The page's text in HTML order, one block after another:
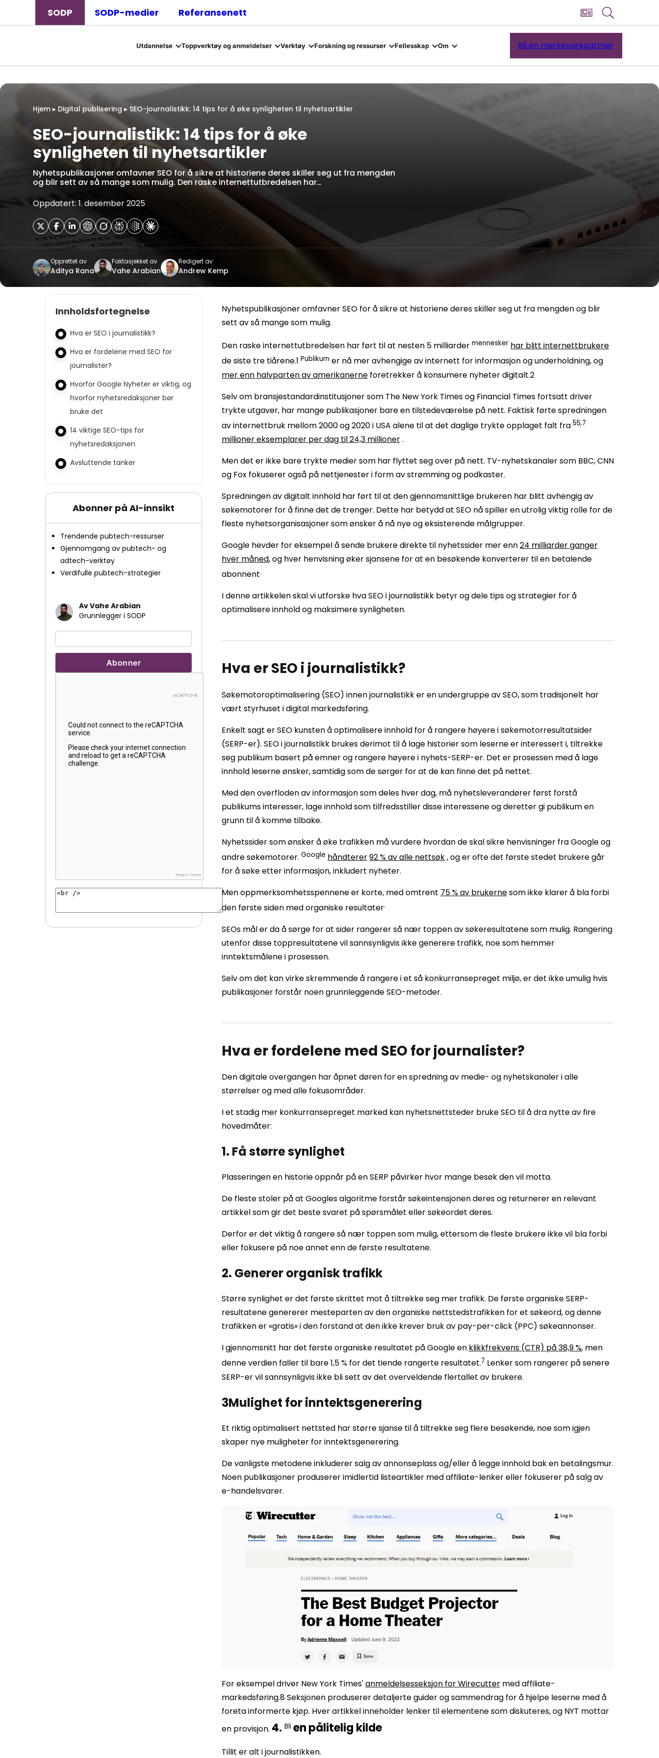
SODP SODP-medier Referansenett
Utdannelse Toppverktøy og anmeldelser Verktøy Forskning og ressurser Fellesskap Om Bli en merkevarepartner
Hjem ▸ Digital publisering ▸ SEO-journalistikk: 14 tips for å øke synligheten til nyhetsartikler
SEO-journalistikk: 14 tips for å øke
synligheten til nyhetsartikler
Nyhetspublikasjoner omfavner SEO for å sikre at historiene deres skiller seg ut fra mengden
og blir sett av så mange som mulig. Den raske internettutbredelsen har…
Oppdatert: 1. desember 2025
Opprettet av
Aditya Rana
Faktasjekket av
Vahe Arabian
Redigert av
Andrew Kemp
Innholdsfortegnelse
Hva er SEO i journalistikk?
Hva er fordelene med SEO for
journalister?
Hvorfor Google Nyheter er viktig, og
hvorfor nyhetsredaksjoner bør
bruke det
14 viktige SEO-tips for
nyhetsredaksjonen
Avsluttende tanker
Abonner på AI-innsikt
Trendende pubtech-ressurser
Gjennomgang av pubtech- og
adtech-verktøy
Verdifulle pubtech-strategier
Av Vahe Arabian
Grunnlegger i SODP
Nyhetspublikasjoner omfavner SEO for å sikre at historiene deres skiller seg ut fra mengden og blir
sett av så mange som mulig.
Den raske internettutbredelsen har ført til at nesten 5 milliarder mennesker har blitt internettbrukere
de siste tre tiårene.1 Publikum er nå mer avhengige av internett for informasjon og underholdning, og
mer enn halvparten av amerikanerne foretrekker å konsumere nyheter digitalt.2
Selv om bransjestandardinstitusjoner som The New York Timesog Financial Times fortsatt driver
trykte utgaver, har mange publikasjoner bare en tilstedeværelse på nett. Faktisk førte spredningen
av internettbruk mellom 2000 og 2020 i USA alene til at det daglige trykte opplaget falt fra 55,7
millioner eksemplarer per dag til 24,3 millioner.
Men det er ikke bare trykte medier som har flyttet seg over på nett. TV-nyhetskanaler som BBC, CNN
og Fox fokuserer også på nettjenester i form av strømming og podkaster.
Spredningen av digitalt innhold har ført til at den gjennomsnittlige brukeren har blitt avhengig av
søkemotorer for å finne det de trenger. Dette har betydd at SEO nå spiller en utrolig viktig rolle for de
fleste nyhetsorganisasjoner som ønsker å nå nye og eksisterende målgrupper.
Google hevder for eksempel å sende brukere direkte til nyhetssider mer enn24 milliarder ganger
hver måned, og hver henvisning øker sjansene for at en besøkende konverterer til en betalende
abonnent.
I denne artikkelen skal vi utforske hva SEO i journalistikk betyr og dele tips og strategier for å
optimalisere innhold og maksimere synligheten.
Hva er SEO i journalistikk?
Søkemotoroptimalisering (SEO) innen journalistikk er en undergruppe av SEO, som tradisjonelt har
vært styrhuset i digital markedsføring.
Enkelt sagt er SEO kunsten å optimalisere innhold for å rangere høyere i søkemotorresultatsider
(SERP-er). SEO i journalistikk brukes derimot til å lage historier som leserne er interessert i, tiltrekke
seg publikum basert på emner og rangere høyere i nyhets-SERP-er. Det er prosessen med å lage
innhold leserne ønsker, samtidig som de sørger for at de kan finne det på nettet.
Med den overfloden av informasjon som deles hver dag, må nyhetsleverandører først forstå
publikums interesser, lage innhold som tilfredsstiller disse interessene og deretter gi publikum en
grunn til å komme tilbake.
Nyhetssider som ønsker å øke trafikken må vurdere hvordan de skal sikre henvisninger fra Google og
andre søkemotorer. Google håndterer92 % av alle nettsøk, og er ofte det første stedet brukere går
for å søke etter informasjon, inkludert nyheter.
Men oppmerksomhetsspennene er korte, med omtrent 75 % av brukernesom ikke klarer å bla forbi
den første siden med organiske resultater.
SEOs mål er da å sørge for at sider rangerer så nær toppen av søkeresultatene som mulig. Rangering
utenfor disse toppresultatene vil sannsynligvis ikke generere trafikk, noe som hemmer
inntektsmålene i prosessen.
Selv om det kan virke skremmende å rangere i et så konkurransepreget miljø, er det ikke umulig hvis
publikasjoner forstår noen grunnleggende SEO-metoder.
Hva er fordelene med SEO for journalister?
Den digitale overgangen har åpnet døren for en spredning av medie- og nyhetskanaler i alle
størrelser og med alle fokusområder.
I et stadig mer konkurransepreget marked kan nyhetsnettsteder bruke SEO til å dra nytte av fire
hovedmåter:
1. Få større synlighet
Plasseringen en historie oppnår på en SERP påvirker hvor mange besøk den vil motta.
De fleste stoler på at Googles algoritme forstår søkeintensjonen deres og returnerer en relevant
artikkel som gir det beste svaret på spørsmålet eller søkeordet deres.
Derfor er det viktig å rangere så nær toppen som mulig, ettersom de fleste brukere ikke vil bla forbi
eller fokusere på noe annet enn de første resultatene.
2. Generer organisk trafikk
Større synlighet er det første skrittet mot å tiltrekke seg mer trafikk. De første organiske SERP-
resultatene genererer mesteparten av den organiske nettstedstrafikken for et søkeord, og denne
trafikken er «gratis» i den forstand at den ikke krever bruk av pay-per-click (PPC) søkeannonser.
I gjennomsnitt har det første organiske resultatet på Google en klikkfrekvens (CTR) på 38,9 %, men
denne verdien faller til bare 1,5 % for det tiende rangerte resultatet.7 Lenker som rangerer på senere
SERP-er vil sannsynligvis ikke bli sett av det overveldende flertallet av brukere.
3Mulighet for inntektsgenerering
Et riktig optimalisert nettsted har større sjanse til å tiltrekke seg flere besøkende, noe som igjen
skaper nye muligheter for inntektsgenerering.
De vanligste metodene inkluderer salg av annonseplass og/eller å legge innhold bak en betalingsmur.
Noen publikasjoner produserer imidlertid listeartikler med affiliate-lenker eller fokuserer på salg av
e-handelsvarer.
For eksempel driver New York Times'anmeldelsesseksjon for Wirecutter med affiliate-
markedsføring.8Seksjonen produserer detaljerte guider og sammendrag for å hjelpe leserne med å
foreta informerte kjøp. Hver artikkel inneholder lenker til elementene som diskuteres, og NYT mottar
en provisjon. 4. Bli enpålitelig kilde
Tillit er alt i journalistikken.